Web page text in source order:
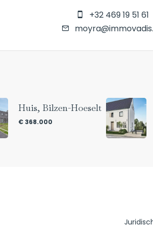
+32 469 19 51 61
Huis, Bilzen-Hoeselt
€ 368.000